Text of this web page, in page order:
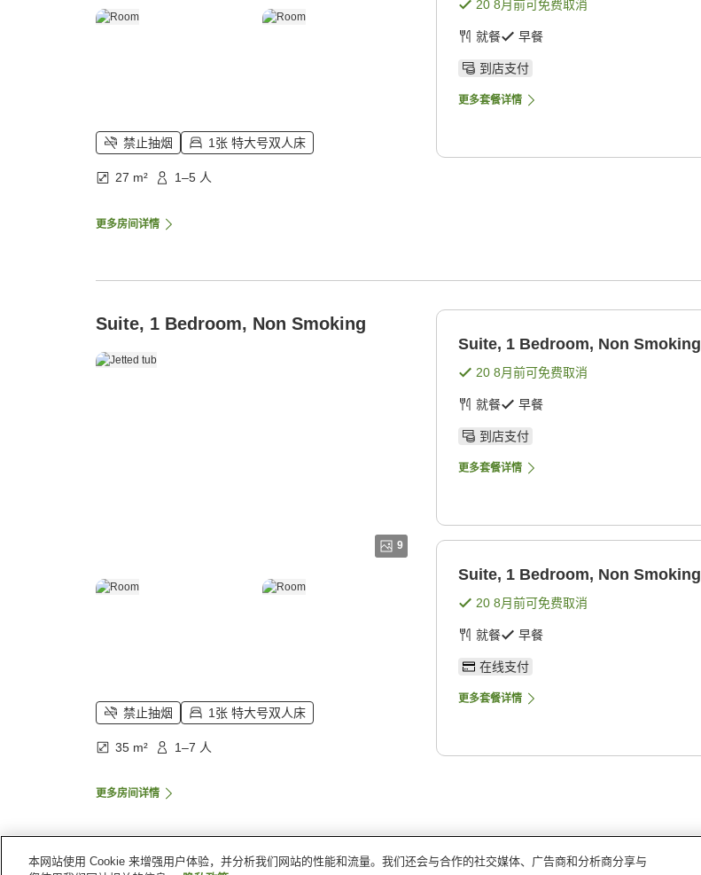
禁止抽烟 1张 特大号双人床
27 m² 1–5 人
更多房间详情
20 8月前可免费取消
就餐 早餐
到店支付
更多套餐详情
Suite, 1 Bedroom, Non Smoking
9
禁止抽烟 1张 特大号双人床
35 m² 1–7 人
更多房间详情
Suite, 1 Bedroom, Non Smoking
20 8月前可免费取消
就餐 早餐
到店支付
更多套餐详情
Suite, 1 Bedroom, Non Smoking
20 8月前可免费取消
就餐 早餐
在线支付
更多套餐详情
本网站使用 Cookie 来增强用户体验，并分析我们网站的性能和流量。我们还会与合作的社交媒体、广告商和分析商分享与